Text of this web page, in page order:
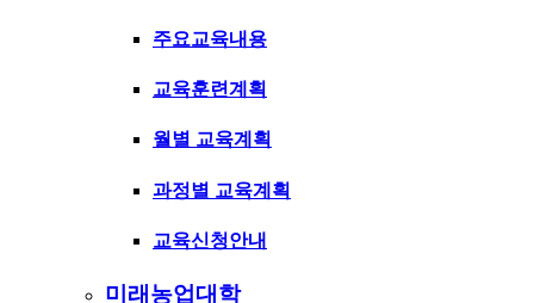
주요교육내용
교육훈련계획
월별 교육계획
과정별 교육계획
교육신청안내
미래농업대학